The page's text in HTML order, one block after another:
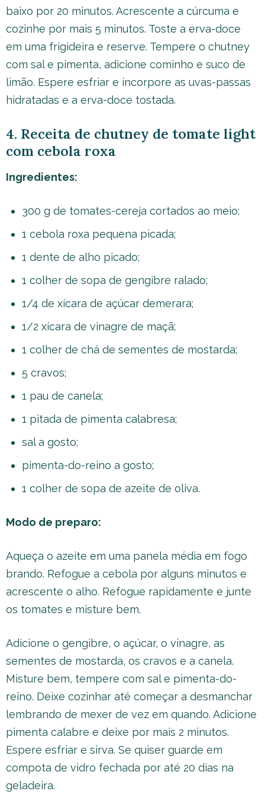
baixo por 20 minutos. Acrescente a cúrcuma e
cozinhe por mais 5 minutos. Toste a erva-doce
em uma frigideira e reserve. Tempere o chutney
com sal e pimenta, adicione cominho e suco de
limão. Espere esfriar e incorpore as uvas-passas
hidratadas e a erva-doce tostada.
4. Receita de chutney de tomate light
com cebola roxa
Ingredientes:
300 g de tomates-cereja cortados ao meio;
1 cebola roxa pequena picada;
1 dente de alho picado;
1 colher de sopa de gengibre ralado;
1/4 de xícara de açúcar demerara;
1/2 xícara de vinagre de maçã;
1 colher de chá de sementes de mostarda;
5 cravos;
1 pau de canela;
1 pitada de pimenta calabresa;
sal a gosto;
pimenta-do-reino a gosto;
1 colher de sopa de azeite de oliva.
Modo de preparo:
Aqueça o azeite em uma panela média em fogo
brando. Refogue a cebola por alguns minutos e
acrescente o alho. Refogue rapidamente e junte
os tomates e misture bem.
Adicione o gengibre, o açúcar, o vinagre, as
sementes de mostarda, os cravos e a canela.
Misture bem, tempere com sal e pimenta-do-
reino. Deixe cozinhar até começar a desmanchar
lembrando de mexer de vez em quando. Adicione
pimenta calabre e deixe por mais 2 minutos.
Espere esfriar e sirva. Se quiser guarde em
compota de vidro fechada por até 20 dias na
geladeira.